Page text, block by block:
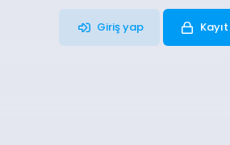
Giriş yap